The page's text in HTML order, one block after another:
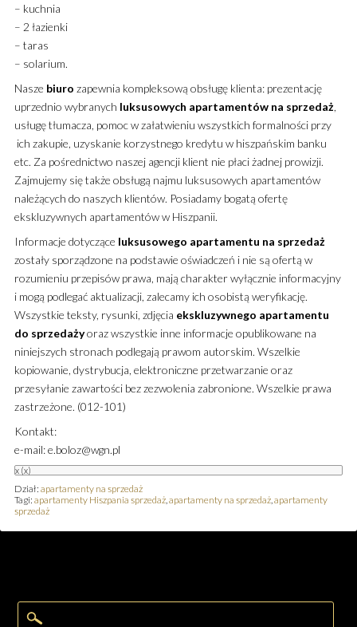
– kuchnia
– 2 łazienki
– taras
– solarium.
Nasze biuro zapewnia kompleksową obsługę klienta: prezentację
uprzednio wybranych luksusowych apartamentów na sprzedaż,
usługę tłumacza, pomoc w załatwieniu wszystkich formalności przy
ich zakupie, uzyskanie korzystnego kredytu w hiszpańskim banku
etc. Za pośrednictwo naszej agencji klient nie płaci żadnej prowizji.
Zajmujemy się także obsługą najmu luksusowych apartamentów
należących do naszych klientów. Posiadamy bogatą ofertę
ekskluzywnych apartamentów w Hiszpanii.
Informacje dotyczące luksusowego apartamentu na sprzedaż
zostały sporządzone na podstawie oświadczeń i nie są ofertą w
rozumieniu przepisów prawa, mają charakter wyłącznie informacyjny
i mogą podlegać aktualizacji, zalecamy ich osobistą weryfikację.
Wszystkie teksty, rysunki, zdjęcia ekskluzywnego apartamentu
do sprzedażyoraz wszystkie inne informacje opublikowane na
niniejszych stronach podlegają prawom autorskim. Wszelkie
kopiowanie, dystrybucja, elektroniczne przetwarzanie oraz
przesyłanie zawartości bez zezwolenia zabronione. Wszelkie prawa
zastrzeżone. (012-101)
Kontakt:
e-mail: e.boloz@wgn.pl
x (x)
Dział: apartamenty na sprzedaż
Tagi: apartamenty Hiszpania sprzedaż, apartamenty na sprzedaż, apartamenty
sprzedaż